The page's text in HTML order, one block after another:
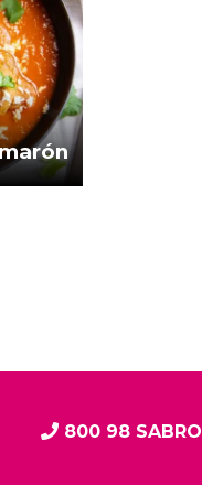
800 98 SABRO